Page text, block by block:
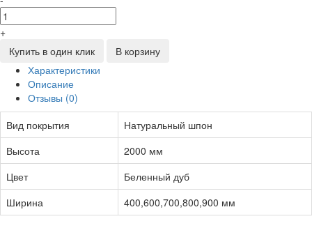
+
Купить в один клик
В корзину
Характеристики
Описание
Отзывы (0)
Вид покрытия
Натуральный шпон
Высота
2000 мм
Цвет
Беленный дуб
Ширина
400,600,700,800,900 мм